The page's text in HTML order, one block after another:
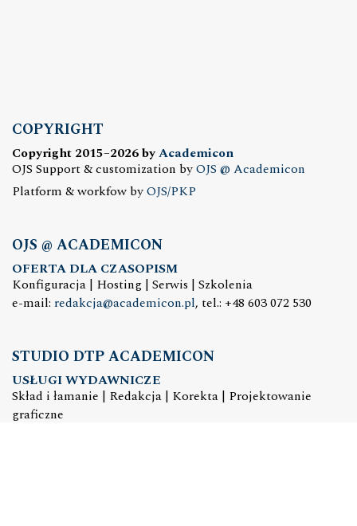
COPYRIGHT
Copyright 2015–2026 byAcademicon
OJS Support & customization byOJS @ Academicon
Platform & workfow byOJS/PKP
OJS @ ACADEMICON
OFERTA DLA CZASOPISM
Konfiguracja | Hosting | Serwis | Szkolenia
e-mail: redakcja@academicon.pl, tel.: +48 603 072 530
STUDIO DTP ACADEMICON
USŁUGI WYDAWNICZE
Skład i łamanie | Redakcja | Korekta | Projektowanie
graficzne